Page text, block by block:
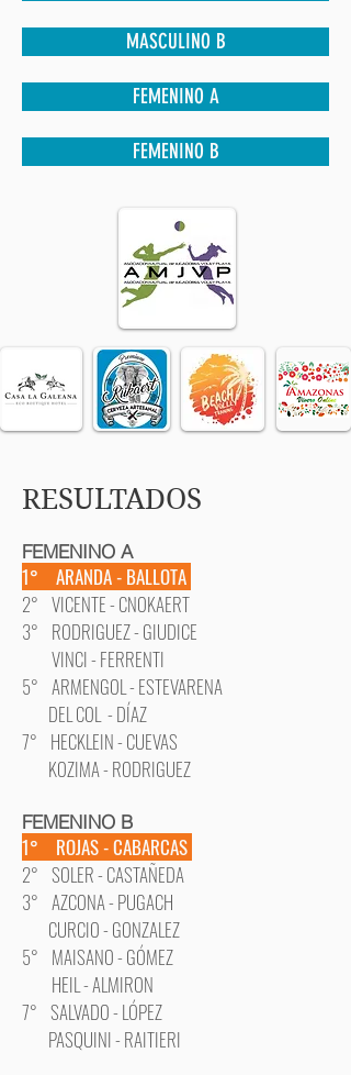
MASCULINO B
FEMENINO A
FEMENINO B
RESULTADOS
FEMENINO A
1° ARANDA - BALLOTA
2° VICENTE - CNOKAERT
3° RODRIGUEZ - GIUDICE
VINCI - FERRENTI
5° ARMENGOL - ESTEVARENA
DEL COL - DÍAZ
7° HECKLEIN - CUEVAS
KOZIMA - RODRIGUEZ
FEMENINO B
1° ROJAS - CABARCAS
2° SOLER - CASTAÑEDA
3° AZCONA - PUGACH
CURCIO - GONZALEZ
5° MAISANO - GÓMEZ
HEIL - ALMIRON
7° SALVADO - LÓPEZ
PASQUINI - RAITIERI